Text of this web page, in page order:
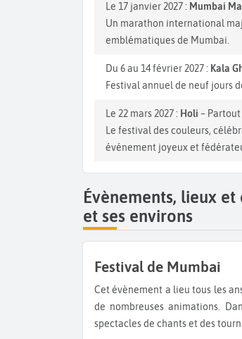
Le 17 janvier 2027 : Mumbai
Un marathon international
emblématiques de Mumbai.
Du 6 au 14 février 2027 : Kala
Festival annuel de neuf jours
Le 22 mars 2027 : Holi – Partout
Le festival des couleurs,
événement joyeux et
Évènements, lieux
et ses environs
Festival de Mumbai
Cet évènement a lieu tous les ans au mois de janvier pour que les Mumbaikers puissent faire la fête et profiter
de nombreuses animations.
spectacles de chants et des